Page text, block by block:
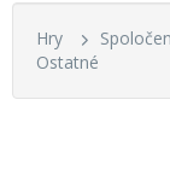
Hry
Ostatné